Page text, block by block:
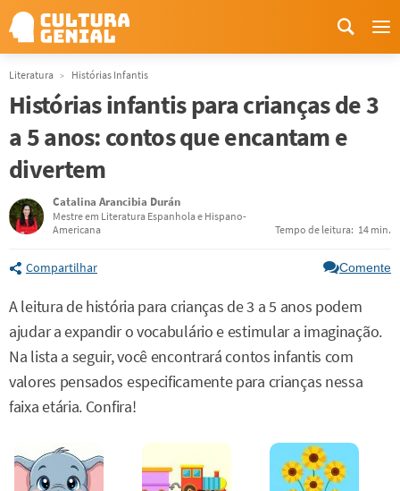
Literatura Histórias Infantis
Histórias infantis para crianças de 3
a 5 anos: contos que encantam e
divertem
Catalina Arancibia Durán
Mestre em Literatura Espanhola e Hispano-
Americana
Tempo de leitura: 14 min.
Compartilhar Comente
A leitura de história para crianças de 3 a 5 anos podem
ajudar a expandir o vocabulário e estimular a imaginação.
Na lista a seguir, você encontrará contos infantis com
valores pensados especificamente para crianças nessa
faixa etária. Confira!